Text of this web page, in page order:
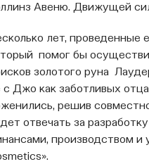
Авеню. Движущей
лет, проведенные
помог бы
золотого руна
с Джо как заботливых
решив
отвечать за
производством и